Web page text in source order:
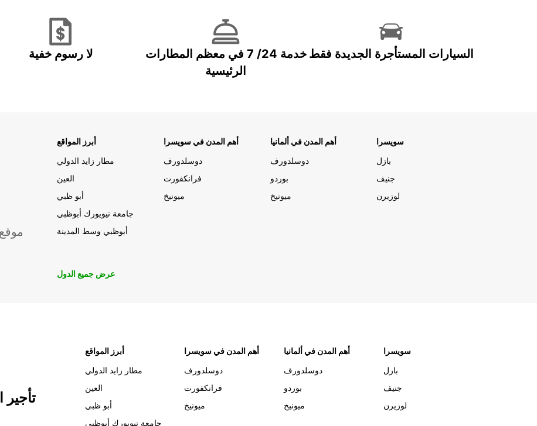
لا رسوم خفية
خدمة 24/ 7 في معظم المطارات
الرئيسية
السيارات المستأجرة الجديدة فقط
أبرز المواقع
مطار زايد الدولي
العين
أبو ظبي
جامعة نيويورك أبوظبي
أبوظبي وسط المدينة
أهم المدن في سويسرا
دوسلدورف
فرانكفورت
ميونيخ
أهم المدن في ألمانيا
دوسلدورف
بوردو
ميونيخ
سويسرا
بازل
جنيف
لوزيرن
عرض جميع الدول
أبرز المواقع
مطار زايد الدولي
العين
أبو ظبي
جامعة نيويورك أبوظبي
أهم المدن في سويسرا
دوسلدورف
فرانكفورت
ميونيخ
أهم المدن في ألمانيا
دوسلدورف
بوردو
ميونيخ
سويسرا
بازل
جنيف
لوزيرن